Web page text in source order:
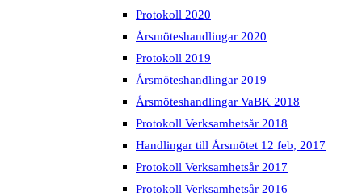
Protokoll 2020
Årsmöteshandlingar 2020
Protokoll 2019
Årsmöteshandlingar 2019
Årsmöteshandlingar VaBK 2018
Protokoll Verksamhetsår 2018
Handlingar till Årsmötet 12 feb, 2017
Protokoll Verksamhetsår 2017
Protokoll Verksamhetsår 2016